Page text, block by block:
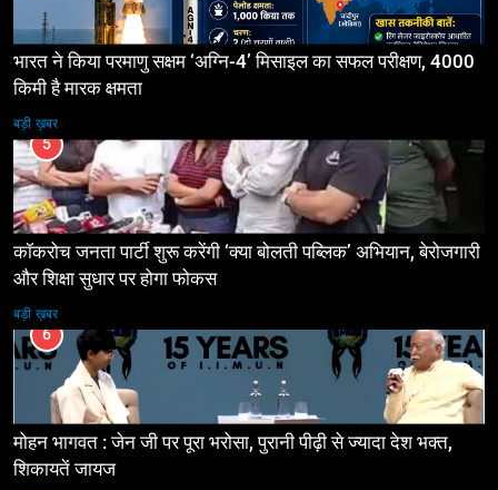
भारत ने किया परमाणु सक्षम ‘अग्नि-4’ मिसाइल का सफल परीक्षण, 4000
किमी है मारक क्षमता
बड़ी ख़बर
5
कॉकरोच जनता पार्टी शुरू करेंगी ‘क्या बोलती पब्लिक’ अभियान, बेरोजगारी
और शिक्षा सुधार पर होगा फोकस
बड़ी ख़बर
6
मोहन भागवत : जेन जी पर पूरा भरोसा, पुरानी पीढ़ी से ज्यादा देश भक्त,
शिकायतें जायज